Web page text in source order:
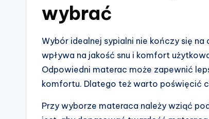
wybrać
Wybór idealnej sypialni nie kończy się
wpływa na jakość snu i komfort
Odpowiedni materac może zapewnić
komfortu. Dlatego też warto poświęcić
Przy wyborze materaca należy wziąć